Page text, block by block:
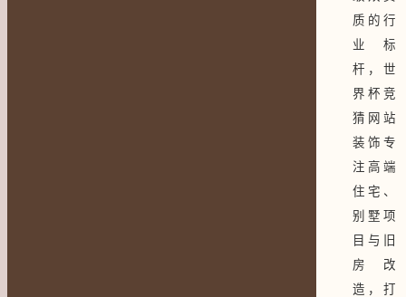
质的行
业标
杆，世
界杯竞
猜网站
装饰专
注高端
住宅、
别墅项
目与旧
房改
造，打